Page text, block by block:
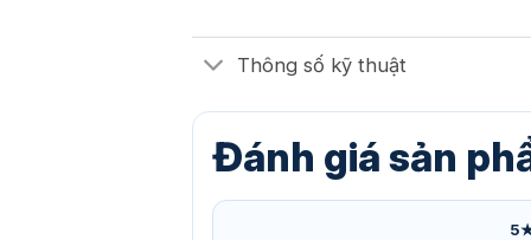
Thông số kỹ thuật
Đánh giá sản